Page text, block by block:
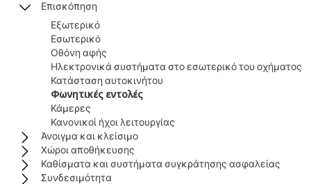
Επισκόπηση
Εξωτερικό
Εσωτερικό
Οθόνη αφής
Ηλεκτρονικά συστήματα στο εσωτερικό του οχήματος
Κατάσταση αυτοκινήτου
Φωνητικές εντολές
Κάμερες
Κανονικοί ήχοι λειτουργίας
Άνοιγμα και κλείσιμο
Χώροι αποθήκευσης
Καθίσματα και συστήματα συγκράτησης ασφαλείας
Συνδεσιμότητα